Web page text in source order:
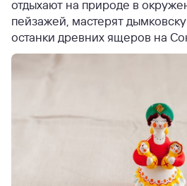
отдыхают на природе в
пейзажей, мастерят
останки древних ящеров на